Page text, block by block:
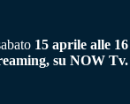
15 aprile alle 16
su NOW Tv.